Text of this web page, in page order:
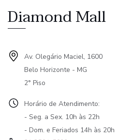
Diamond Mall
Av. Olegário Maciel, 1600
Belo Horizonte - MG
2° Piso
Horário de Atendimento:
- Seg. a Sex. 10h às 22h
- Dom. e Feriados 14h às 20h